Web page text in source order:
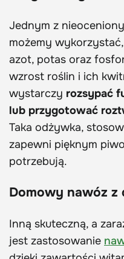
Jednym z
możemy
azot, potas oraz
wzrost roślin i ich
wystarczy rozsypać
lub przygotować
Taka odżywka,
zapewni pięknym
potrzebują.
Domowy nawóz z
Inną skuteczną, a
jest zastosowanie